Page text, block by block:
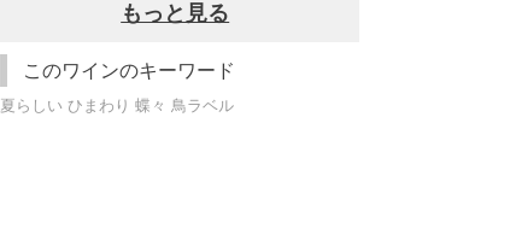
もっと見る
このワインのキーワード
夏らしい ひまわり 蝶々 鳥ラベル